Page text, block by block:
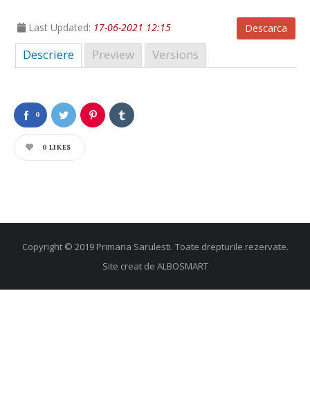
Descarca
Last Updated: 17-06-2021 12:15
Descriere Preview Versions
0
0 LIKES
Copyright © 2019 Primaria Sarulesti. Toate drepturile rezervate.
Site creat de ALBOSMART